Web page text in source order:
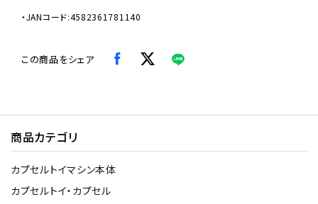
・JANコード:4582361781140
この商品をシェア
商品カテゴリ
カプセルトイマシン本体
カプセルトイ・カプセル